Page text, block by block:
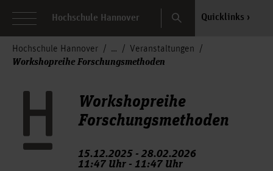
Hochschule Hannover Search Quicklinks
Hochschule Hannover Veranstaltungen
Workshopreihe Forschungsmethoden
Workshopreihe
Forschungsmethoden
15.12.2025 - 28.02.2026
11:47 Uhr - 11:47 Uhr